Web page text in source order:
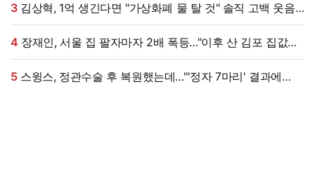
3김상혁, 1억 생긴다면 "가상화폐 물 탈 것" 솔직 고백 웃음
(신랑수업2)
4
떨어져" (안녕한샘요)
5스윙스, 정관수술 후 복원했는데…"'정자 7마리' 결과에